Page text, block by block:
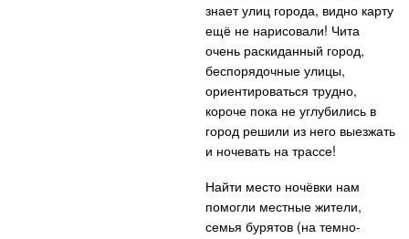
знает улиц города, видно карту
ещё не нарисовали! Чита
очень раскиданный город,
беспорядочные улицы,
ориентироваться трудно,
короче пока не углубились в
город решили из него выезжать
и ночевать на трассе!
Найти место ночёвки нам
помогли местные жители,
семья бурятов (на темно-